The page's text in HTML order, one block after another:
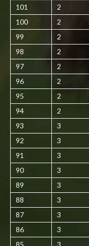
101
2
100
2
99
2
98
2
97
2
96
2
95
2
94
2
93
3
92
3
91
3
90
3
89
3
88
3
87
3
86
3
85
3